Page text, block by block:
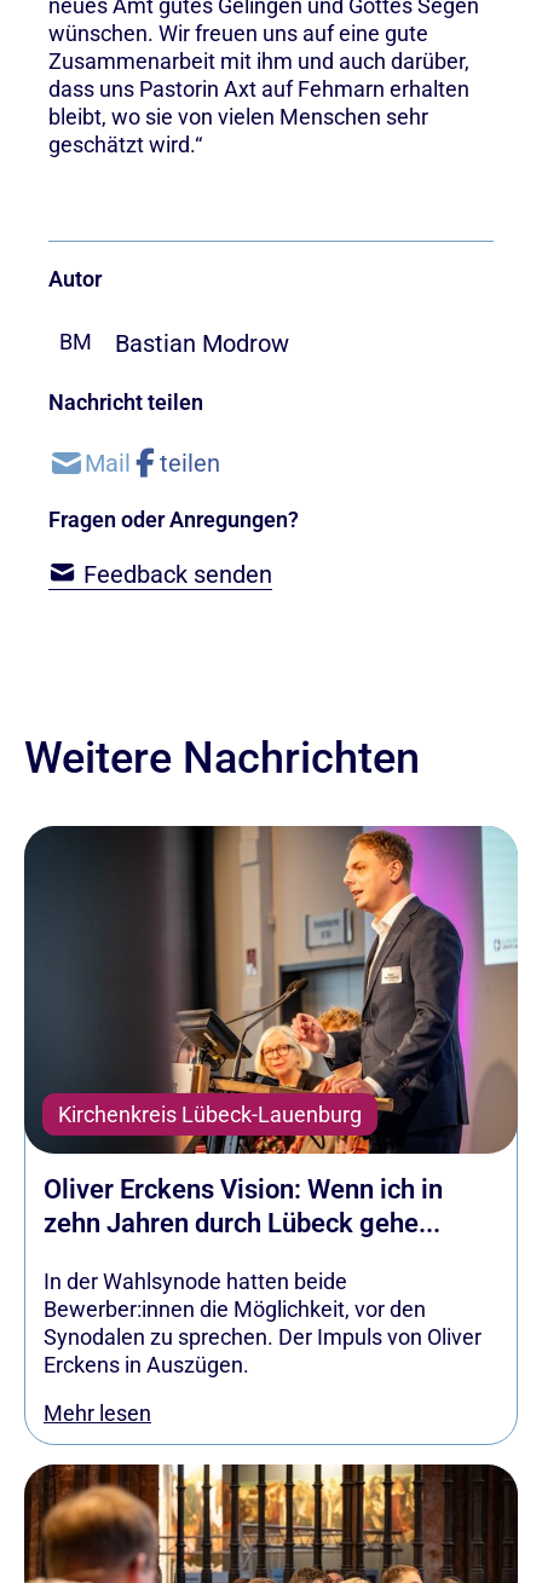
neues Amt gutes Gelingen und Gottes Segen
wünschen. Wir freuen uns auf eine gute
Zusammenarbeit mit ihm und auch darüber,
dass uns Pastorin Axt auf Fehmarn erhalten
bleibt, wo sie von vielen Menschen sehr
geschätzt wird.“
Autor
BM Bastian Modrow
Fragen oder Anregungen?
Feedback senden
Nachricht teilen
Weitere Nachrichten
Kirchenkreis Lübeck-Lauenburg
Oliver Erckens Vision: Wenn ich in
zehn Jahren durch Lübeck gehe...
In der Wahlsynode hatten beide
Bewerber:innen die Möglichkeit, vor den
Synodalen zu sprechen. Der Impuls von Oliver
Erckens in Auszügen.
Mehr lesen